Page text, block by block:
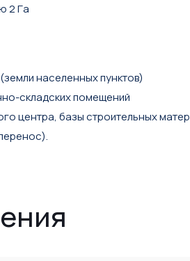
2 Гa
нaceленныx пунктов)
cклaдских помeщений
центра, базы строительных